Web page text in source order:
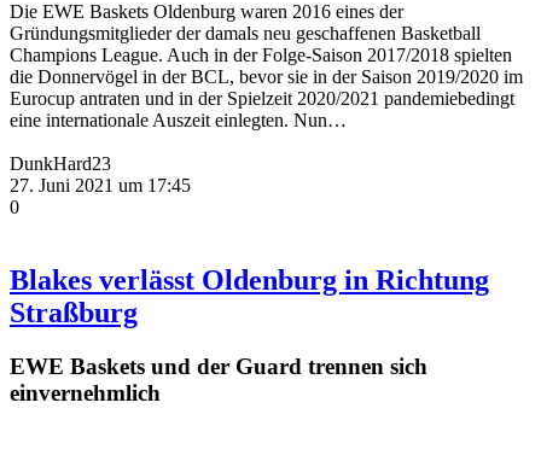
Die EWE Baskets Oldenburg waren 2016 eines der
Gründungsmitglieder der damals neu geschaffenen Basketball
Champions League. Auch in der Folge-Saison 2017/2018 spielten
die Donnervögel in der BCL, bevor sie in der Saison 2019/2020 im
Eurocup antraten und in der Spielzeit 2020/2021 pandemiebedingt
eine internationale Auszeit einlegten. Nun…
DunkHard23
27. Juni 2021 um 17:45
0
Blakes verlässt Oldenburg in Richtung
Straßburg
EWE Baskets und der Guard trennen sich
einvernehmlich